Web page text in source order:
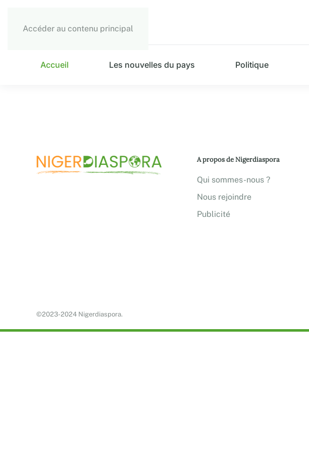
Accéder au contenu principal
Accueil Les nouvelles du pays Politique
A propos de Nigerdiaspora
Qui sommes-nous ?
Nous rejoindre
Publicité
©2023-2024 Nigerdiaspora.